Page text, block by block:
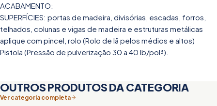
ACABAMENTO:
SUPERFÍCIES: portas de madeira, divisórias, escadas, forros,
telhados, colunas e vigas de madeira e estruturas metálicas
aplique com pincel, rolo (Rolo de lã pelos médios e altos)
Pistola (Pressão de pulverização 30 a 40 lb/pol³).
OUTROS PRODUTOS DA CATEGORIA
Ver categoria completa